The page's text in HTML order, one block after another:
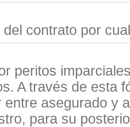
del contrato por
peritos
A través de esta
entre asegurado y
para su